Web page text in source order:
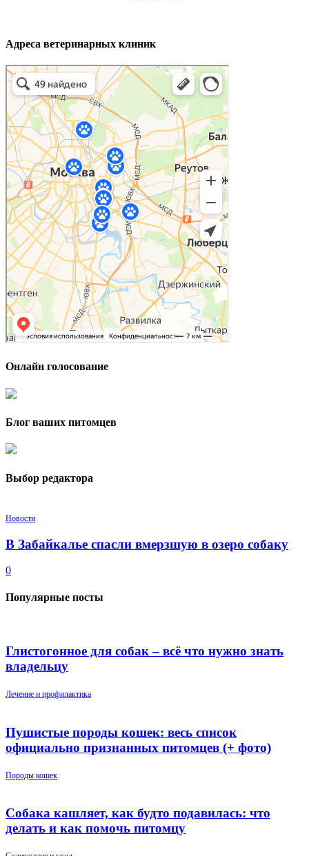
Адреса ветеринарных клиник
Онлайн голосование
Блог ваших питомцев
Выбор редактора
Новости
В Забайкалье спасли вмерзшую в озеро собаку
0
Популярные посты
Глистогонное для собак – всё что нужно знать
владельцу
Лечение и профилактика
Пушистые породы кошек: весь список
официально признанных питомцев (+ фото)
Породы кошек
Собака кашляет, как будто подавилась: что
делать и как помочь питомцу